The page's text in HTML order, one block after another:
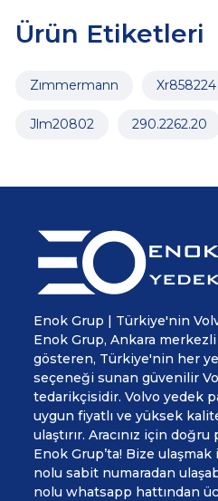
Ürün Etiketleri
Zımmermann Xr858224
Jlm20802 290.2262.20
Enok Grup | Türkiye'nin
Enok Grup, Ankara
gösteren, Türkiye'nin her
seçeneği sunan güvenilir
tedarikçisidir. Volvo yedek
uygun fiyatlı ve yüksek
ulaştırır. Aracınız için
Enok Grup’ta! Bize
nolu sabit numaradan
nolu whatsapp hattından